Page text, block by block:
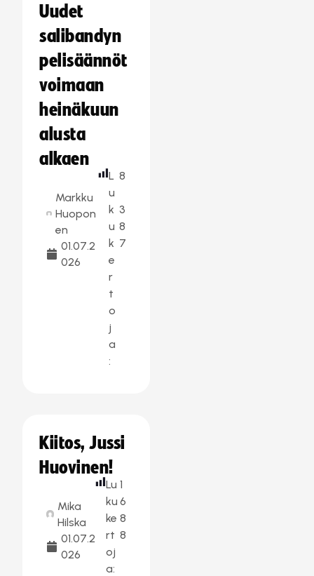
Uudet
salibandyn
pelisäännöt
voimaan
heinäkuun
alusta
alkaen
Markku
Huopon
en
01.07.2
026
L
u
k
u
k
e
r
t
o
j
a
:
8
3
8
7
Kiitos, Jussi
Huovinen!
Mika
Hilska
01.07.2
026
Lu
ku
ke
rt
oj
a:
1
6
8
8